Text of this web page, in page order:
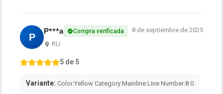
Р Р***а Compra verificada
RU
8 de septiembre de 2025
5 de 5
Variante: Color:Yellow Category:Mainline Line Number:8.0